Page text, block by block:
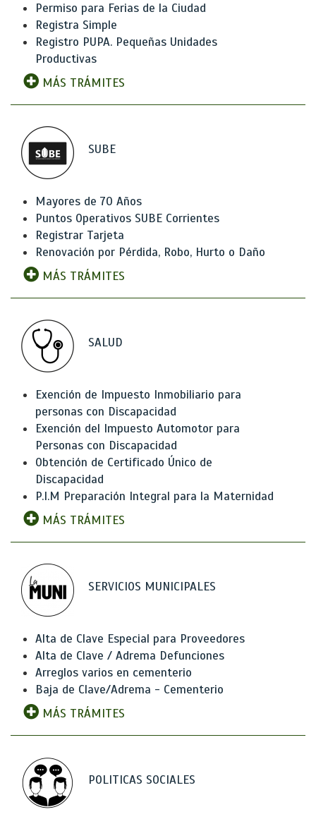
Permiso para Ferias de la Ciudad
Registra Simple
Registro PUPA. Pequeñas Unidades
Productivas
MÁS TRÁMITES
SUBE
Mayores de 70 Años
Puntos Operativos SUBE Corrientes
Registrar Tarjeta
Renovación por Pérdida, Robo, Hurto o Daño
MÁS TRÁMITES
SALUD
Exención de Impuesto Inmobiliario para
personas con Discapacidad
Exención del Impuesto Automotor para
Personas con Discapacidad
Obtención de Certificado Único de
Discapacidad
P.I.M Preparación Integral para la Maternidad
MÁS TRÁMITES
SERVICIOS MUNICIPALES
Alta de Clave Especial para Proveedores
Alta de Clave / Adrema Defunciones
Arreglos varios en cementerio
Baja de Clave/Adrema - Cementerio
MÁS TRÁMITES
POLITICAS SOCIALES